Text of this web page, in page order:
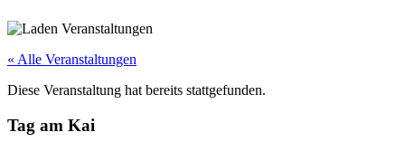
« Alle Veranstaltungen
Diese Veranstaltung hat bereits stattgefunden.
Tag am Kai